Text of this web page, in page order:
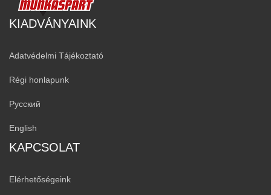
KIADVÁNYAINK
Adatvédelmi Tájékoztató
Régi honlapunk
Русский
English
KAPCSOLAT
Elérhetőségeink